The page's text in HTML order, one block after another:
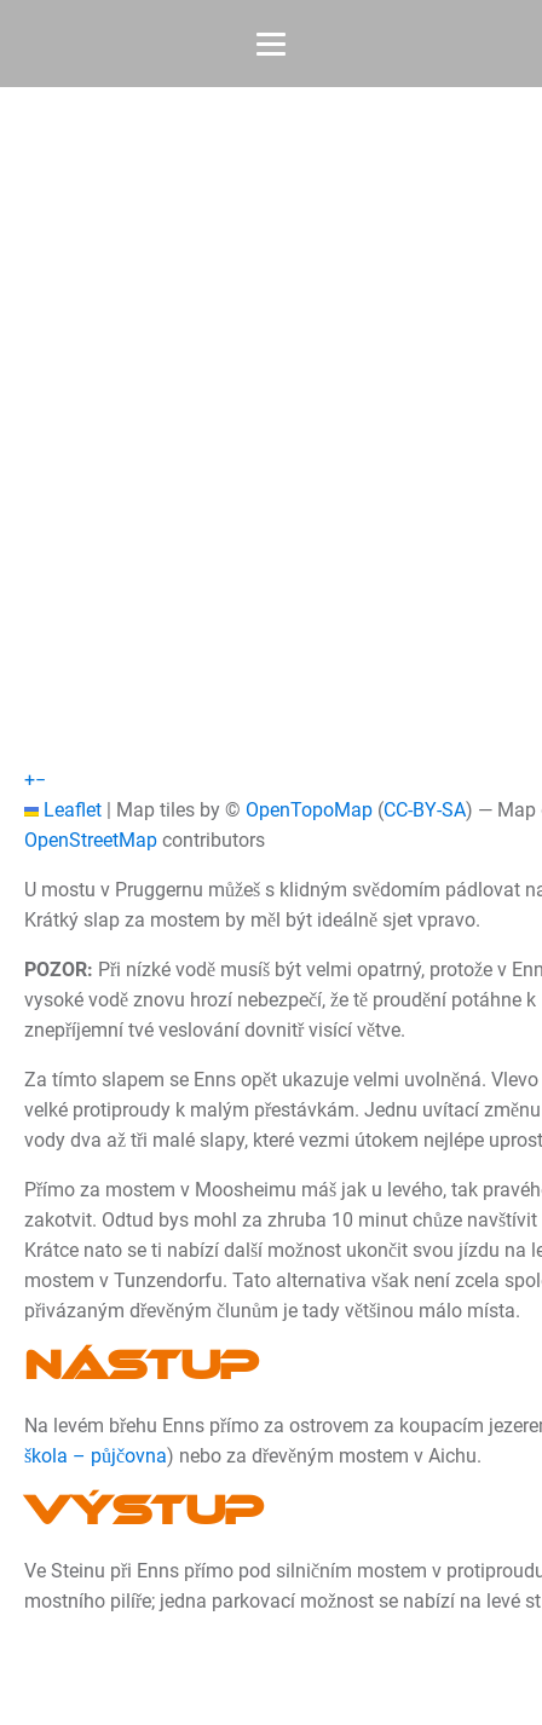
+−
Leaflet | Map tiles by © OpenTopoMap (CC-BY-SA) — Map
OpenStreetMap contributors
U mostu v Pruggernu můžeš s klidným svědomím pádlovat
Krátký slap za mostem by měl být ideálně sjet vpravo.
POZOR: Při nízké vodě musíš být velmi opatrný, protože v
vysoké vodě znovu hrozí nebezpečí, že tě proudění potáhne
znepříjemní tvé veslování dovnitř visící větve.
Za tímto slapem se Enns opět ukazuje velmi uvolněná.
velké protiproudy k malým přestávkám. Jednu uvítací
vody dva až tři malé slapy, které vezmi útokem nejlépe
Přímo za mostem v Moosheimu máš jak u levého, tak
zakotvit. Odtud bys mohl za zhruba 10 minut chůze
Krátce nato se ti nabízí další možnost ukončit svou jízdu na
mostem v Tunzendorfu. Tato alternativa však není zcela
přivázaným dřevěným člunům je tady většinou málo místa.
Nástup
Na levém břehu Enns přímo za ostrovem za koupacím
škola – půjčovna) nebo za dřevěným mostem v Aichu.
Výstup
Ve Steinu při Enns přímo pod silničním mostem v
mostního pilíře; jedna parkovací možnost se nabízí na levé